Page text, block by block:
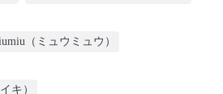
（ミュウミュウ）
キ）